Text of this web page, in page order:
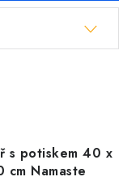
s potiskem 40 x
cm Namaste